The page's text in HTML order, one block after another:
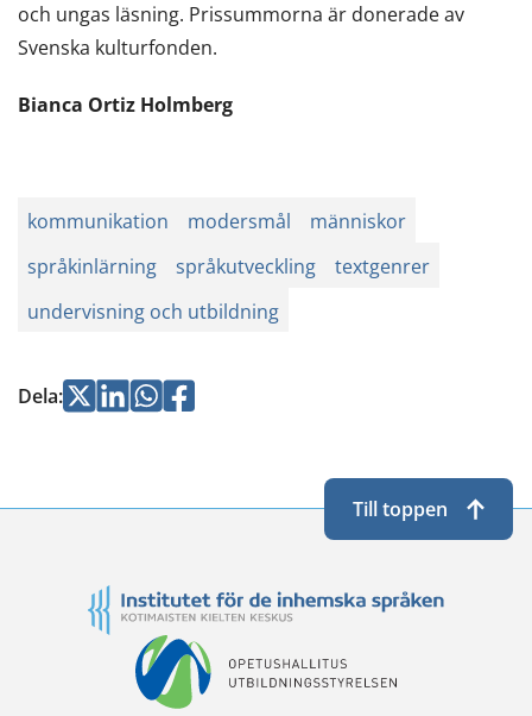
och ungas läsning. Prissummorna är donerade av
Svenska kulturfonden.
Bianca Ortiz Holmberg
kommunikation modersmål
människor
språkinlärning
språkutveckling
textgenrer
undervisning och utbildning
Dela:Jaa Jaa Jaa
Jaa
Till toppen